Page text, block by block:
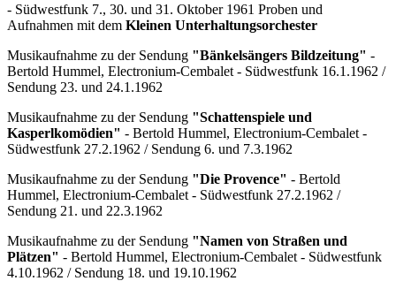
- Südwestfunk 7., 30. und 31. Oktober 1961 Proben und
Aufnahmen mit dem Kleinen Unterhaltungsorchester
Musikaufnahme zu der Sendung "Bänkelsängers Bildzeitung" -
Bertold Hummel, Electronium-Cembalet - Südwestfunk 16.1.1962 /
Sendung 23. und 24.1.1962
Musikaufnahme zu der Sendung "Schattenspiele und
Kasperlkomödien" - Bertold Hummel, Electronium-Cembalet -
Südwestfunk 27.2.1962 / Sendung 6. und 7.3.1962
Musikaufnahme zu der Sendung "Die Provence" - Bertold
Hummel, Electronium-Cembalet - Südwestfunk 27.2.1962 /
Sendung 21. und 22.3.1962
Musikaufnahme zu der Sendung "Namen von Straßen und
Plätzen" - Bertold Hummel, Electronium-Cembalet - Südwestfunk
4.10.1962 / Sendung 18. und 19.10.1962